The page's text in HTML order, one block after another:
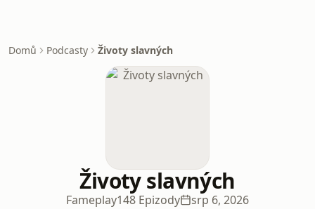
Domů Podcasty Životy slavných
Životy slavných
Fameplay148 Epizody srp 6, 2026